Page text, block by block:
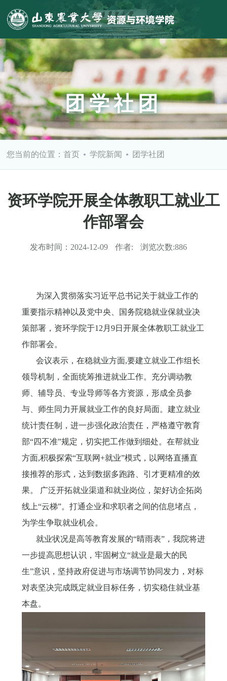
团学社团
您当前的位置：首页 学院新闻 团学社团
资环学院开展全体教职工就业工
作部署会
发布时间： 2024-12-09 作者: 浏览次数:886
为深入贯彻落实习近平总书记关于就业工作的
重要指示精神以及 党中央、国务院稳就业保就业决
策部署， 资环学院于12月9日开展全体教职工就业工
作部署会。
会议表示， 在稳就业方面,要建立就业工作组长
领导机制，全面统筹推进就业工作。充分调动教
师、辅导员、专业导师等各方资源，形成全员参
与、师生同力开展就业工作的良好局面。建立就业
统计责任制，进一步强化政治责任，严格遵守教育
部“四不准”规定，切实把工作做到细处。 在帮就业
方面,积极探索“互联网+就业”模式，以网络直播直
接推荐的形式，达到数据多跑路、引才更精准的效
果。 广泛开拓就业渠道和就业岗位，架好访企拓岗
线上“云梯”。打通企业和求职者之间的信息堵点，
为学生争取就业机会。
就业状况是高等教育发展的“晴雨表”，我院将进
一步提高思想认识，牢固树立“就业是最大的民
生”意识，坚持政府促进与市场调节协同发力，对标
对表坚决完成既定就业目标任务，切实稳住就业基
本盘。